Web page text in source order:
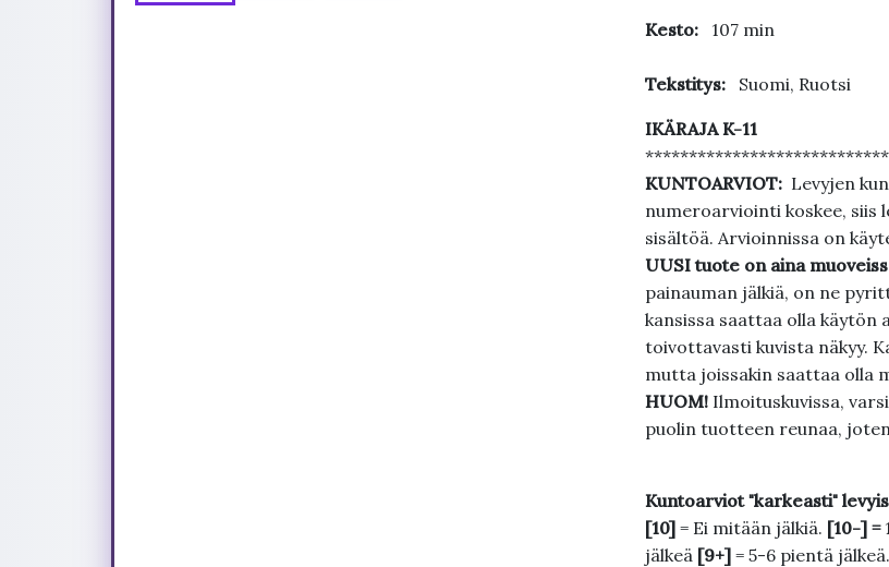
Kesto: 107 min
Tekstitys: Suomi, Ruotsi
IKÄRAJA K-11
KUNTOARVIOT: Levyjen
numeroarviointi koskee, siis
sisältöä. Arvioinnissa on
UUSI tuote on aina
painauman jälkiä, on ne
kansissa saattaa olla käytön
toivottavasti kuvista näkyy.
mutta joissakin saattaa olla
HUOM!Ilmoituskuvissa,
puolin tuotteen reunaa,
Kuntoarviot "karkeasti"
[10]= Ei mitään jälkiä. [10-] =
jälkeä [9+]= 5-6 pientä jälkeä.